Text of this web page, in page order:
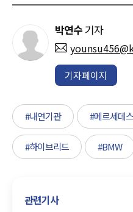
박연수 기자
기자페이지
#내연기관 #메르세데
#하이브리드 #BMW
관련기사